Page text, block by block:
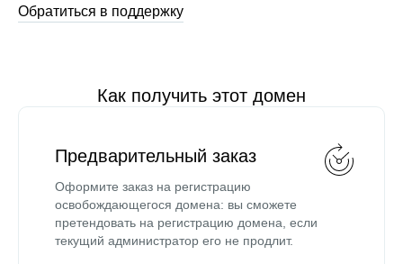
Обратиться в поддержку
Как получить этот домен
Предварительный заказ
Оформите заказ на регистрацию
освобождающегося домена: вы сможете
претендовать на регистрацию домена, если
текущий администратор его не продлит.